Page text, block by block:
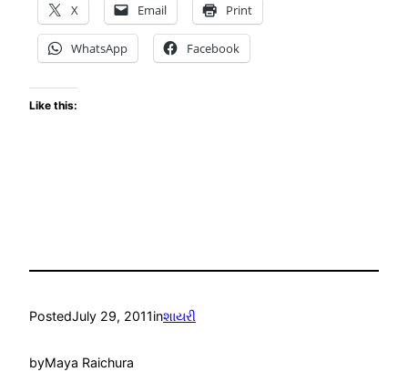
X Email Print
WhatsApp Facebook
Like this:
PostedJuly 29, 2011inશાયરી
byMaya Raichura